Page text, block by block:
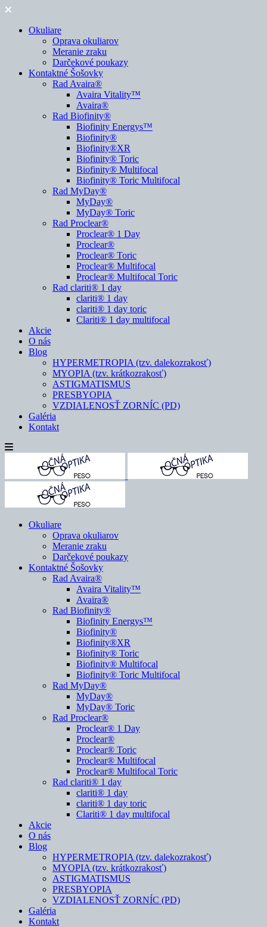
Okuliare
Oprava okuliarov
Meranie zraku
Darčekové poukazy
Kontaktné Šošovky
Rad Avaira®
Avaira Vitality™
Avaira®
Rad Biofinity®
Biofinity Energys™
Biofinity®
Biofinity®XR
Biofinity® Toric
Biofinity® Multifocal
Biofinity® Toric Multifocal
Rad MyDay®
MyDay®
MyDay® Toric
Rad Proclear®
Proclear® 1 Day
Proclear®
Proclear® Toric
Proclear® Multifocal
Proclear® Multifocal Toric
Rad clariti® 1 day
clariti® 1 day
clariti® 1 day toric
Clariti® 1 day multifocal
Akcie
O nás
Blog
HYPERMETROPIA (tzv. dalekozrakosť)
MYOPIA (tzv. krátkozrakosť)
ASTIGMATISMUS
PRESBYOPIA
VZDIALENOSŤ ZORNÍC (PD)
Galéria
Kontakt
Okuliare
Oprava okuliarov
Meranie zraku
Darčekové poukazy
Kontaktné Šošovky
Rad Avaira®
Avaira Vitality™
Avaira®
Rad Biofinity®
Biofinity Energys™
Biofinity®
Biofinity®XR
Biofinity® Toric
Biofinity® Multifocal
Biofinity® Toric Multifocal
Rad MyDay®
MyDay®
MyDay® Toric
Rad Proclear®
Proclear® 1 Day
Proclear®
Proclear® Toric
Proclear® Multifocal
Proclear® Multifocal Toric
Rad clariti® 1 day
clariti® 1 day
clariti® 1 day toric
Clariti® 1 day multifocal
Akcie
O nás
Blog
HYPERMETROPIA (tzv. dalekozrakosť)
MYOPIA (tzv. krátkozrakosť)
ASTIGMATISMUS
PRESBYOPIA
VZDIALENOSŤ ZORNÍC (PD)
Galéria
Kontakt